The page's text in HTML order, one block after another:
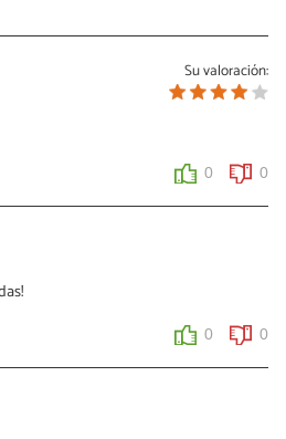
Su valoración:
0 0
0 0